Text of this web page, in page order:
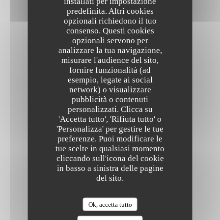
predefinita. Altri cookies
opzionali richiedono il tuo
consenso. Questi cookies
opzionali servono per
analizzare la tua navigazione,
misurare l'audience del sito,
fornire funzionalità (ad
esempio, legate ai social
network) o visualizzare
pubblicità o contenuti
personalizzati. Clicca su
'Accetta tutto', 'Rifiuta tutto' o
'Personalizza' per gestire le tue
preferenze. Puoi modificare le
tue scelte in qualsiasi momento
cliccando sull'icona del cookie
in basso a sinistra delle pagine
del sito.
Ok, accetta tutto
Atmosfera
:
originaux.
The Friendly Kitchen